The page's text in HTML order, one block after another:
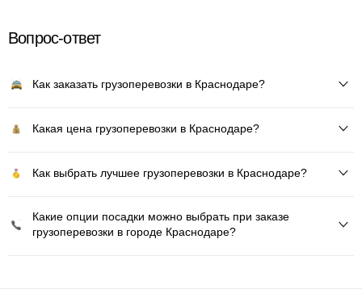
Вопрос-ответ
Как заказать грузоперевозки в Краснодаре?
Какая цена грузоперевозки в Краснодаре?
Как выбрать лучшее грузоперевозки в Краснодаре?
Какие опции посадки можно выбрать при заказе
грузоперевозки в городе Краснодаре?